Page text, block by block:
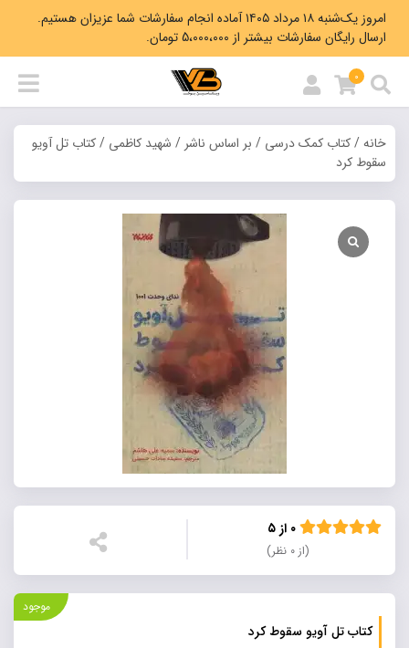
امروز یک‌شنبه ۱۸ مرداد ۱۴۰۵ آماده انجام سفارشات شما عزیزان هستیم.
ارسال رایگان سفارشات بیشتر از 5،000،000 تومان.
0
خانه/کتاب کمک درسی / بر اساس ناشر / شهید کاظمی / کتاب تل آویو
سقوط کرد
(از ۰ نظر)
کتاب تل آویو سقوط کرد
موجود